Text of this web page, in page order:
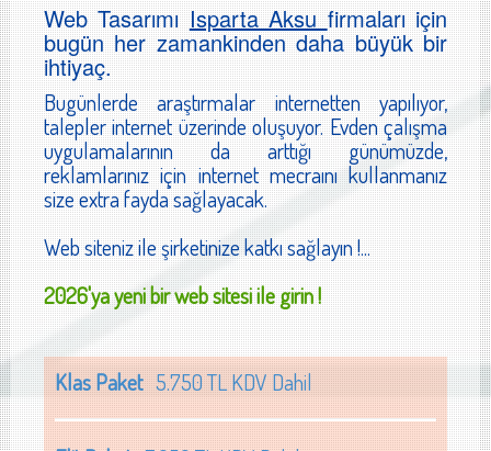
Web TasarımıIsparta Aksufirmaları için
bugün her zamankinden daha büyük bir
ihtiyaç.
Bugünlerde araştırmalar internetten yapılıyor,
talepler internet üzerinde oluşuyor. Evden çalışma
uygulamalarının da arttığı günümüzde,
reklamlarınız için internet mecraını kullanmanız
size extra fayda sağlayacak.
Web siteniz ile şirketinize katkı sağlayın !...
2026'ya yeni bir web sitesi ile girin !
Klas Paket5.750 TL KDV Dahil